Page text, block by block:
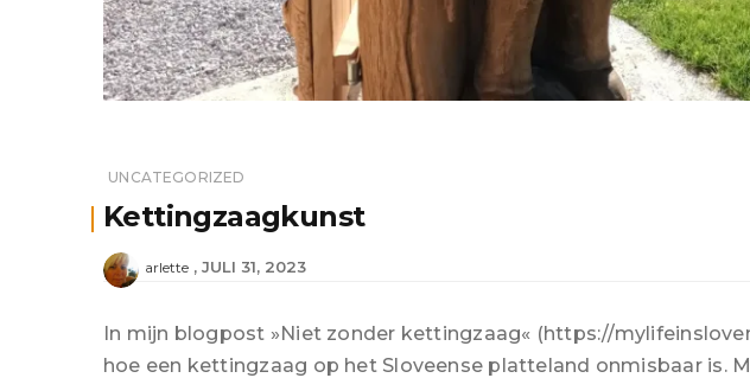
UNCATEGORIZED
Kettingzaagkunst
arlette JULI 31, 2023
In mijn blogpost »Niet zonder kettingzaag« (https://
hoe een kettingzaag op het Sloveense platteland onmisbaar is.